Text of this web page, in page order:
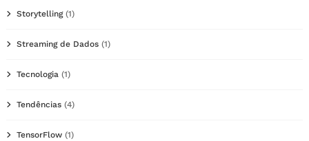
Storytelling(1)
Streaming de Dados (1)
Tecnologia (1)
Tendências (4)
TensorFlow (1)